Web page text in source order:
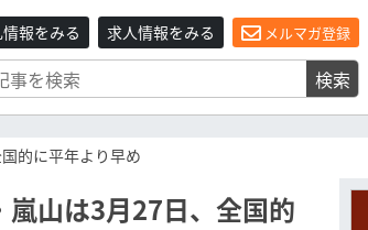
情報をみる 求人情報をみる メルマガ登録
検索
的に平年より早め
山は3月27日、全国的